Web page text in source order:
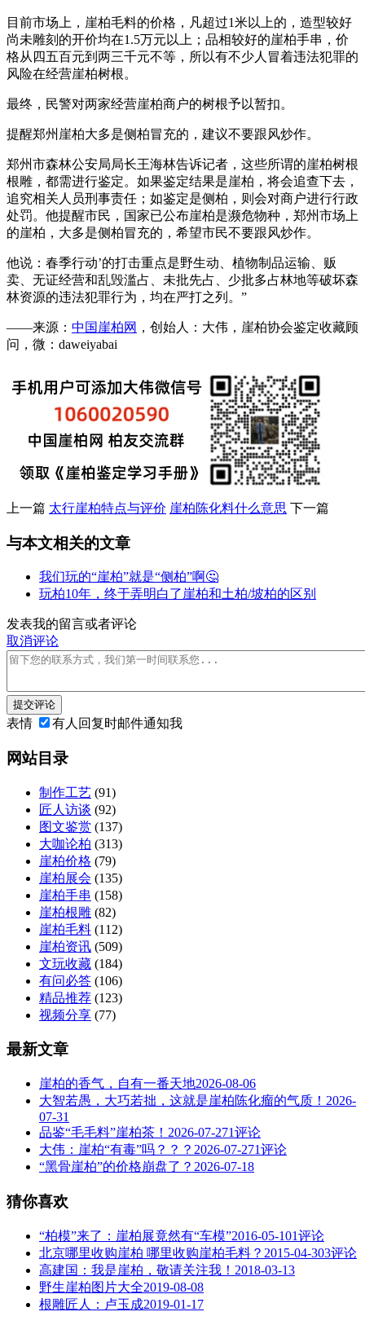
目前市场上，崖柏毛料的价格，凡超过1米以上的，造型较好
尚未雕刻的开价均在1.5万元以上；品相较好的崖柏手串，价
格从四五百元到两三千元不等，所以有不少人冒着违法犯罪的
风险在经营崖柏树根。
最终，民警对两家经营崖柏商户的树根予以暂扣。
提醒郑州崖柏大多是侧柏冒充的，建议不要跟风炒作。
郑州市森林公安局局长王海林告诉记者，这些所谓的崖柏树根
根雕，都需进行鉴定。如果鉴定结果是崖柏，将会追查下去，
追究相关人员刑事责任；如鉴定是侧柏，则会对商户进行行政
处罚。他提醒市民，国家已公布崖柏是濒危物种，郑州市场上
的崖柏，大多是侧柏冒充的，希望市民不要跟风炒作。
他说：春季行动’的打击重点是野生动、植物制品运输、贩
卖、无证经营和乱毁滥占、未批先占、少批多占林地等破坏森
林资源的违法犯罪行为，均在严打之列。”
——来源： 中国崖柏网 ，创始人：大伟，崖柏协会鉴定收藏顾
问，微：daweiyabai
上一篇 太行崖柏特点与评价 崖柏陈化料什么意思 下一篇
与本文相关的文章
我们玩的“崖柏”就是“侧柏”啊🤔
玩柏10年，终于弄明白了崖柏和土柏/坡柏的区别
发表我的留言或者评论
取消评论
提交评论
表情 有人回复时邮件通知我
网站目录
制作工艺 (91)
匠人访谈 (92)
图文鉴赏 (137)
大咖论柏 (313)
崖柏价格 (79)
崖柏展会 (135)
崖柏手串 (158)
崖柏根雕 (82)
崖柏毛料 (112)
崖柏资讯 (509)
文玩收藏 (184)
有问必答 (106)
精品推荐 (123)
视频分享 (77)
最新文章
崖柏的香气，自有一番天地2026-08-06
大智若愚，大巧若拙，这就是崖柏陈化瘤的气质！ 2026-
07-31
品鉴“毛毛料”崖柏茶！ 2026-07-271评论
大伟：崖柏“有毒”吗？？？ 2026-07-271评论
“黑骨崖柏”的价格崩盘了？ 2026-07-18
猜你喜欢
“柏模”来了：崖柏展竟然有“车模”2016-05-101评论
北京哪里收购崖柏 哪里收购崖柏毛料？ 2015-04-303评论
高建国：我是崖柏，敬请关注我！ 2018-03-13
野生崖柏图片大全2019-08-08
根雕匠人：卢玉成2019-01-17